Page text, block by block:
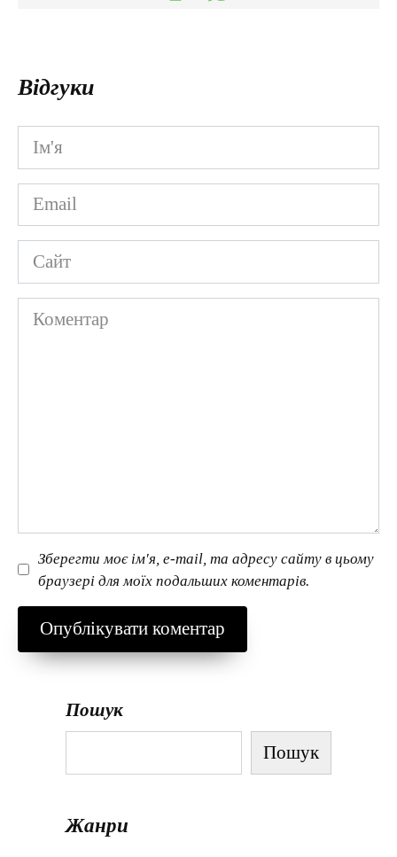
Відгуки
Ім'я
*
Email
*
Сайт
Коментар
Зберегти моє ім'я, e-mail, та адресу сайту в цьому
браузері для моїх подальших коментарів.
Пошук
Пошук
Жанри